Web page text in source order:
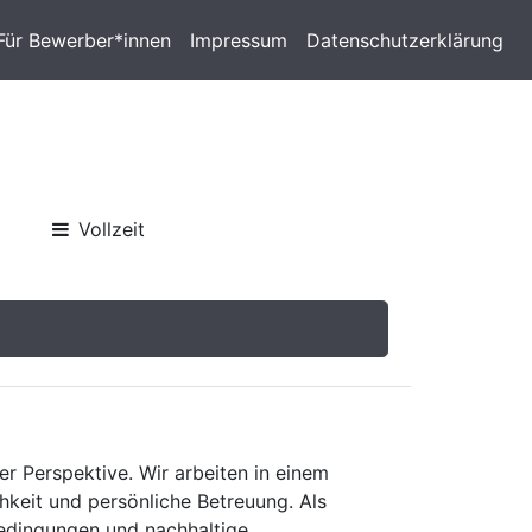
Bewerber*innen Impressum Datenschutzerklärung
Vollzeit
Perspektive. Wir arbeiten in einem
und persönliche Betreuung. Als